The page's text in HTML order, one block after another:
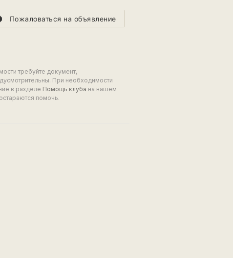
Пожаловаться на объявление
требуйте документ,
При необходимости
в разделе Помощь клуба на нашем
помочь.